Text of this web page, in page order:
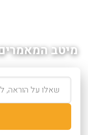
מיטב